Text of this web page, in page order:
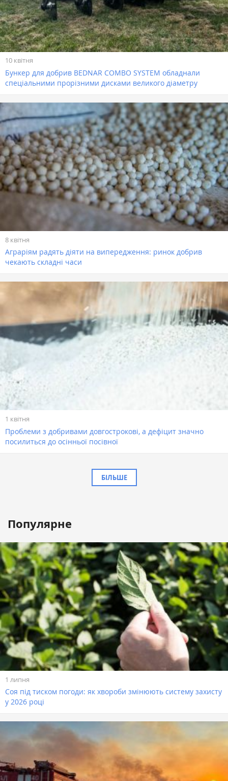
10 квітня
Бункер для добрив BEDNAR COMBO SYSTEM обладнали
спеціальними прорізними дисками великого діаметру
8 квітня
Аграріям радять діяти на випередження: ринок добрив
чекають складні часи
1 квітня
Проблеми з добривами довгострокові, а дефіцит значно
посилиться до осінньої посівної
БІЛЬШЕ
Популярне
1 липня
Соя під тиском погоди: як хвороби змінюють систему захисту
у 2026 році